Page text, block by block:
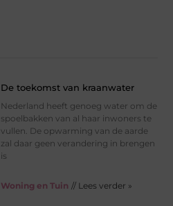
De toekomst van kraanwater
Nederland heeft genoeg water om de
spoelbakken van al haar inwoners te
vullen. De opwarming van de aarde
zal daar geen verandering in brengen
is
Woning en Tuin // Lees verder »